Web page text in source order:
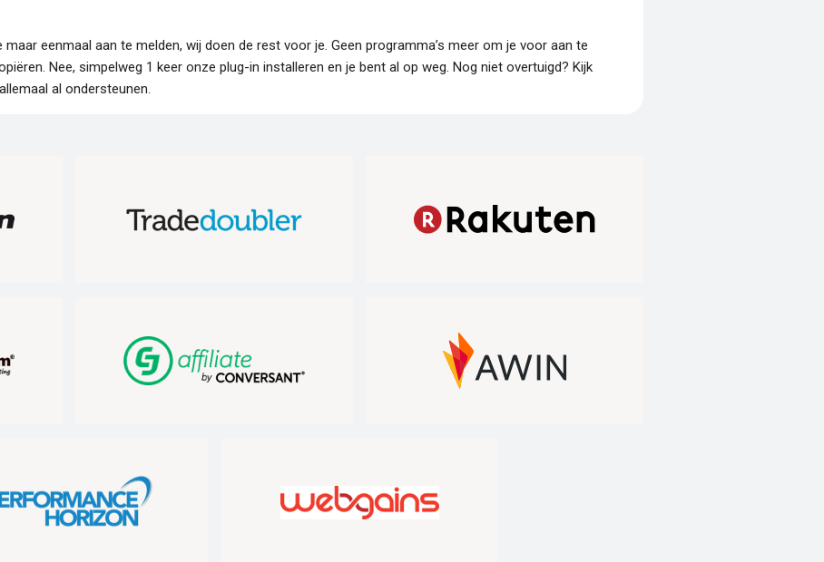
eenmaal aan te melden, wij doen de rest voor je. Geen programma’s meer om je voor aan te
Nee, simpelweg 1 keer onze plug-in installeren en je bent al op weg. Nog niet overtuigd? Kijk
al ondersteunen.